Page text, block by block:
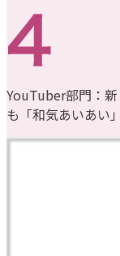
YouTuber部門：
も「和気あいあい」